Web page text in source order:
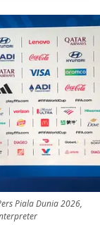
Piala Dunia 2026,